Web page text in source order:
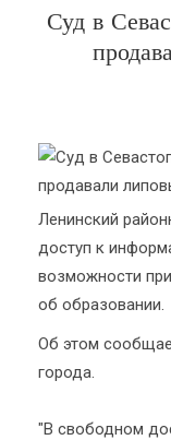
Суд в
Ленинский
доступ к
возможности
об образовании.
Об этом
города.
"В свободном